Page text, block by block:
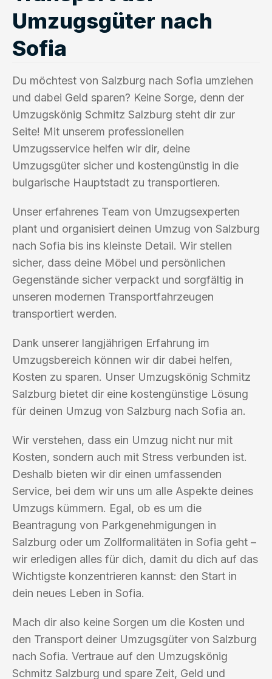
Umzugsgüter nach
Sofia
Du möchtest von Salzburg nach Sofia umziehen
und dabei Geld sparen? Keine Sorge, denn der
Umzugskönig Schmitz Salzburg steht dir zur
Seite! Mit unserem professionellen
Umzugsservice helfen wir dir, deine
Umzugsgüter sicher und kostengünstig in die
bulgarische Hauptstadt zu transportieren.
Unser erfahrenes Team von Umzugsexperten
plant und organisiert deinen Umzug von Salzburg
nach Sofia bis ins kleinste Detail. Wir stellen
sicher, dass deine Möbel und persönlichen
Gegenstände sicher verpackt und sorgfältig in
unseren modernen Transportfahrzeugen
transportiert werden.
Dank unserer langjährigen Erfahrung im
Umzugsbereich können wir dir dabei helfen,
Kosten zu sparen. Unser Umzugskönig Schmitz
Salzburg bietet dir eine kostengünstige Lösung
für deinen Umzug von Salzburg nach Sofia an.
Wir verstehen, dass ein Umzug nicht nur mit
Kosten, sondern auch mit Stress verbunden ist.
Deshalb bieten wir dir einen umfassenden
Service, bei dem wir uns um alle Aspekte deines
Umzugs kümmern. Egal, ob es um die
Beantragung von Parkgenehmigungen in
Salzburg oder um Zollformalitäten in Sofia geht –
wir erledigen alles für dich, damit du dich auf das
Wichtigste konzentrieren kannst: den Start in
dein neues Leben in Sofia.
Mach dir also keine Sorgen um die Kosten und
den Transport deiner Umzugsgüter von Salzburg
nach Sofia. Vertraue auf den Umzugskönig
Schmitz Salzburg und spare Zeit, Geld und